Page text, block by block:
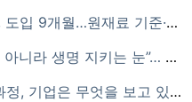
료 기준·지표·운영체계 모두 ‘과도기’
는 눈”… AI 산업안전의 조건은 신뢰다
, 기업은 무엇을 보고 있나